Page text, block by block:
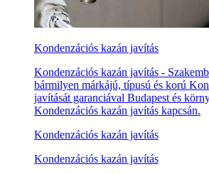
Kondenzációs kazán javítás
Kondenzációs kazán javítás -
bármilyen márkájú, típusú és korú
javítását garanciával Budapest és
Kondenzációs kazán javítás kapcsán.
Kondenzációs kazán javítás
Kondenzációs kazán javítás